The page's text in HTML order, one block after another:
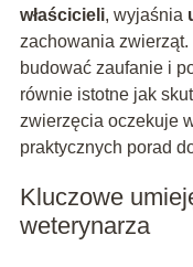
właścicieli, wyjaśnia
zachowania
budować zaufanie i
równie istotne jak
zwierzęcia oczekuje
praktycznych porad
Kluczowe
weterynarza